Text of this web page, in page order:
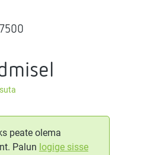
peate olema
Palun logige sisse